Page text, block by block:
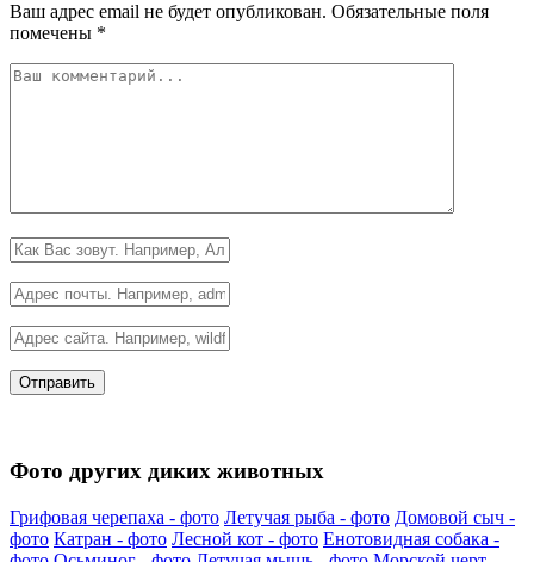
Ваш адрес email не будет опубликован. Обязательные поля
помечены *
Фото других диких животных
Грифовая черепаха - фото Летучая рыба - фото Домовой сыч -
фото Катран - фото Лесной кот - фото Енотовидная собака -